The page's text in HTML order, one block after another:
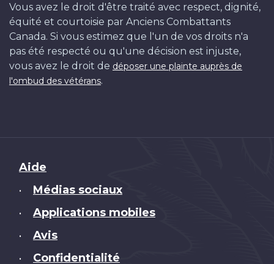
Vous avez le droit d'être traité avec respect, dignité,
équité et courtoisie par Anciens Combattants
Canada. Si vous estimez que l'un de vos droits n'a
pas été respecté ou qu'une décision est injuste,
vous avez le droit de déposer une plainte auprès de
l'ombud des vétérans.
Brand
Aide
• Médias sociaux
• Applications mobiles
• Avis
• Confidentialité